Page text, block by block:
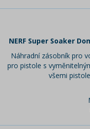
NERF Super Soaker
Náhradní zásobník pro
pro pistole s
všemi